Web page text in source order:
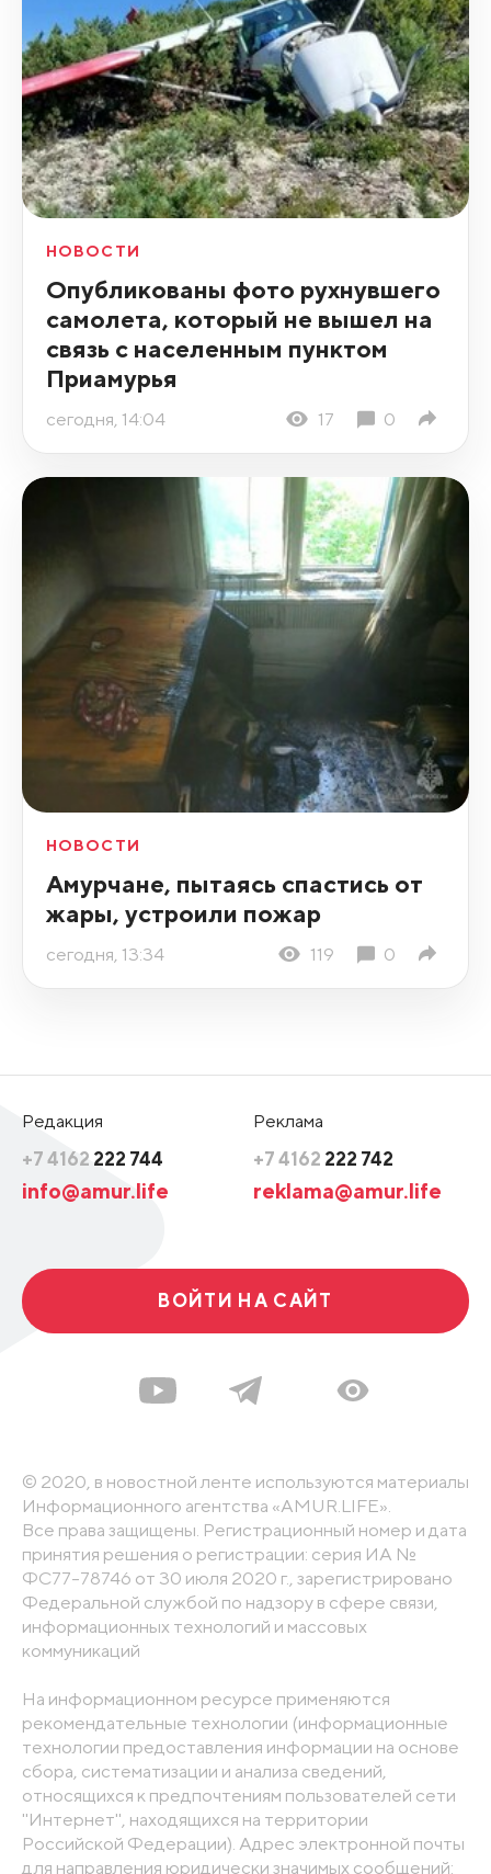
НОВОСТИ
Опубликованы фото рухнувшего
самолета, который не вышел на
связь с населенным пунктом
Приамурья
сегодня, 14:04 17 0
НОВОСТИ
Амурчане, пытаясь спастись от
жары, устроили пожар
сегодня, 13:34 119 0
Редакция
+7 4162 222 744
info@amur.life
Реклама
+7 4162 222 742
reklama@amur.life
ВОЙТИ НА САЙТ
© 2020, в новостной ленте используются материалы
Информационного агентства «AMUR.LIFE».
Все права защищены. Регистрационный номер и дата
принятия решения о регистрации: серия ИА №
ФС77-78746 от 30 июля 2020 г., зарегистрировано
Федеральной службой по надзору в сфере связи,
информационных технологий и массовых
коммуникаций
На информационном ресурсе применяются
рекомендательные технологии (информационные
технологии предоставления информации на основе
сбора, систематизации и анализа сведений,
относящихся к предпочтениям пользователей сети
"Интернет", находящихся на территории
Российской Федерации). Адрес электронной почты
для направления юридически значимых сообщений: